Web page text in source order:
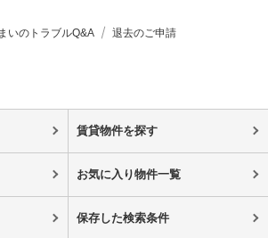
いのトラブルQ&A 退去のご申請
賃貸物件を探す
お気に入り物件一覧
保存した検索条件